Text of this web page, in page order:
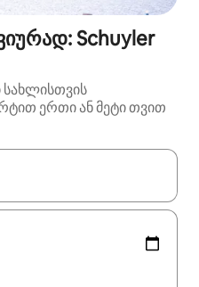
Schuyler
ერთი ან მეტი თვით
გახდება, ნავიგაციისთვის